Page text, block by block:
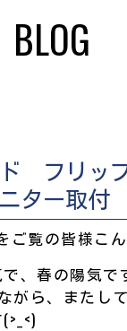
BLOG
フリッ
ニター取付
ご覧の皆様こん
、春の陽気で
ら、またし